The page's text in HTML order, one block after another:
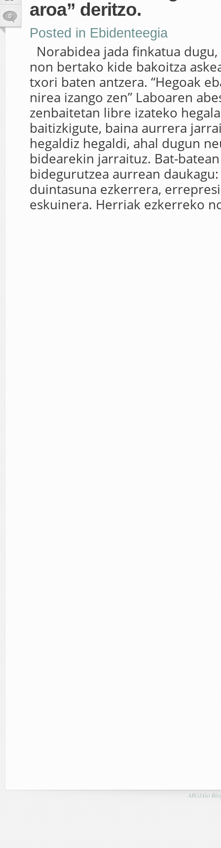
0
aroa” deritzo.
Posted in Ebidenteegia
Norabidea jada finkatua
non bertako kide bakoitza
txori baten antzera. “Hegoak
nirea izango zen” Laboaren
zenbaitetan libre izateko
baitizkigute, baina aurrera
hegaldiz hegaldi, ahal dugun
bidearekin jarraituz. Bat-
bidegurutzea aurrean
duintasuna ezkerrera,
eskuinera. Herriak ezkerreko
ARGIAko